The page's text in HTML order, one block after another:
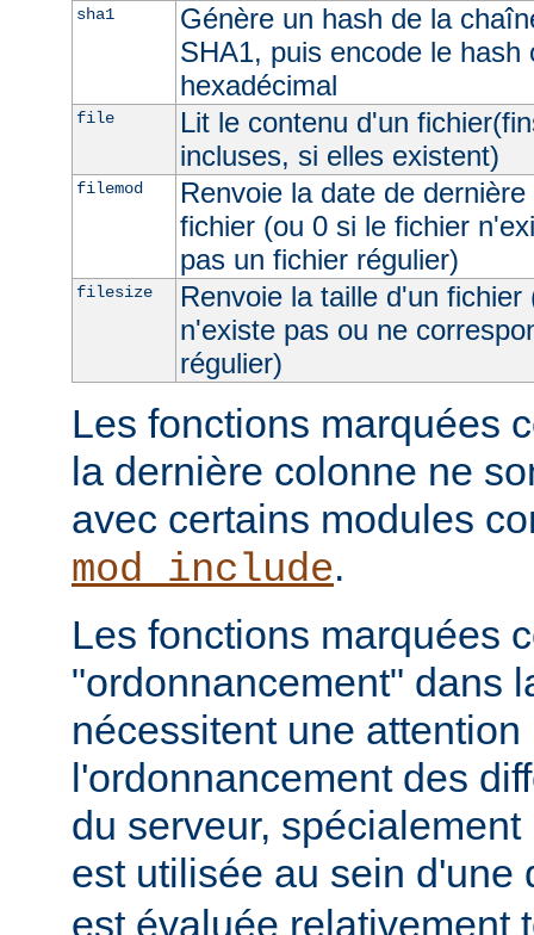
sha1
Génère un hash de la
SHA1, puis encode le hash
hexadécimal
file
Lit le contenu d'un
incluses, si elles existent)
filemod
Renvoie la date de
fichier (ou 0 si le fichier
pas un fichier régulier)
filesize
Renvoie la taille d'un
n'existe pas ou ne
régulier)
Les fonctions marquées
la dernière colonne ne
avec certains modules
mod_include.
Les fonctions marquées
"ordonnancement" dans
nécessitent une
l'ordonnancement des
du serveur,
est utilisée au sein d'une
est évaluée relativement